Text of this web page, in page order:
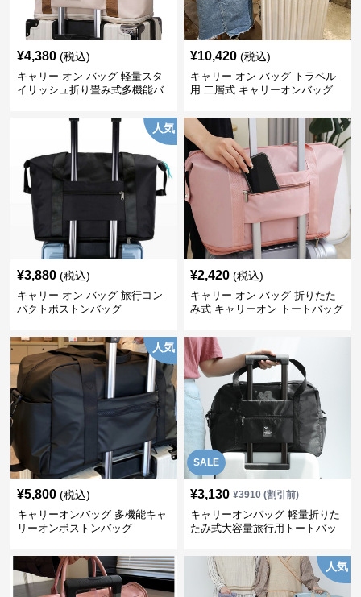
¥4,380 (税込)
キャリー オン バッグ 軽量スタ
イリッシュ折り畳み式多機能バ
¥10,420 (税込)
キャリー オン バッグ トラベル
用 二層式 キャリーオンバッグ
人気
¥3,880 (税込)
キャリー オン バッグ 旅行コン
パクトボストンバッグ
¥2,420 (税込)
キャリー オン バッグ 折りたた
み式 キャリーオン トートバッグ
人気
¥5,800 (税込)
キャリーオンバッグ 多機能キャ
リーオンボストンバッグ
SALE
¥3,130 ¥3910(割引前)
キャリーオンバッグ 軽量折りた
たみ式大容量旅行用トートバッ
人気